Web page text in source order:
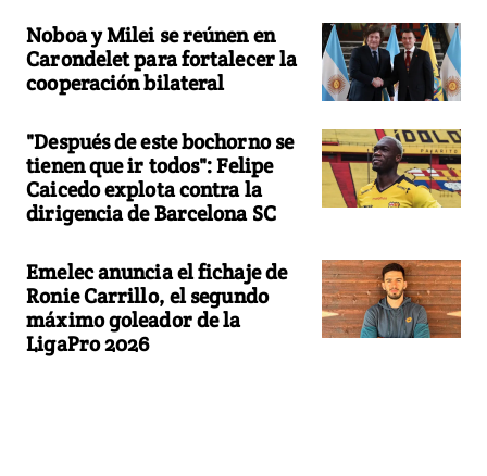
Noboa y Milei se reúnen en
Carondelet para fortalecer la
cooperación bilateral
"Después de este bochorno se
tienen que ir todos": Felipe
Caicedo explota contra la
dirigencia de Barcelona SC
Emelec anuncia el fichaje de
Ronie Carrillo, el segundo
máximo goleador de la
LigaPro 2026